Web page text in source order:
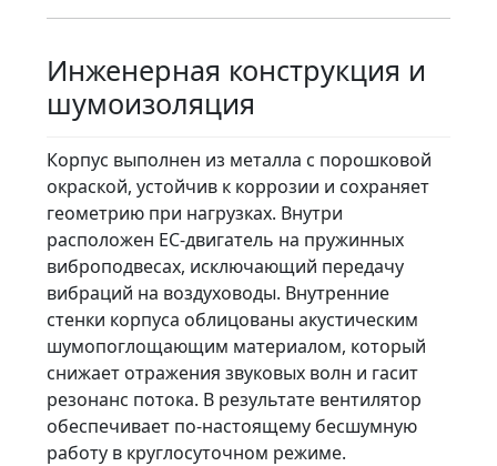
Инженерная конструкция и
шумоизоляция
Корпус выполнен из металла с порошковой
окраской, устойчив к коррозии и сохраняет
геометрию при нагрузках. Внутри
расположен EC-двигатель на пружинных
виброподвесах, исключающий передачу
вибраций на воздуховоды. Внутренние
стенки корпуса облицованы акустическим
шумопоглощающим материалом, который
снижает отражения звуковых волн и гасит
резонанс потока. В результате вентилятор
обеспечивает по-настоящему бесшумную
работу в круглосуточном режиме.